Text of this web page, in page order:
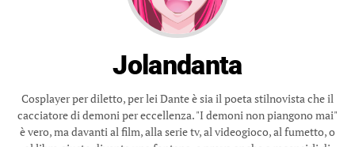
Jolandanta
Cosplayer per diletto, per lei Dante è sia il poeta stilnovista che il
cacciatore di demoni per eccellenza. "I demoni non piangono mai"
è vero, ma davanti al film, alla serie tv, al videogioco, al fumetto, o